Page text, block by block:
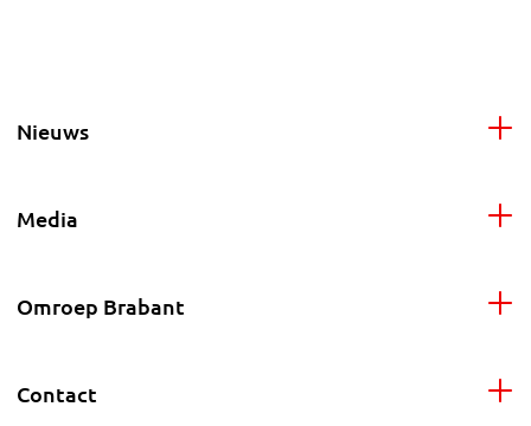
Nieuws
Media
Omroep Brabant
Contact